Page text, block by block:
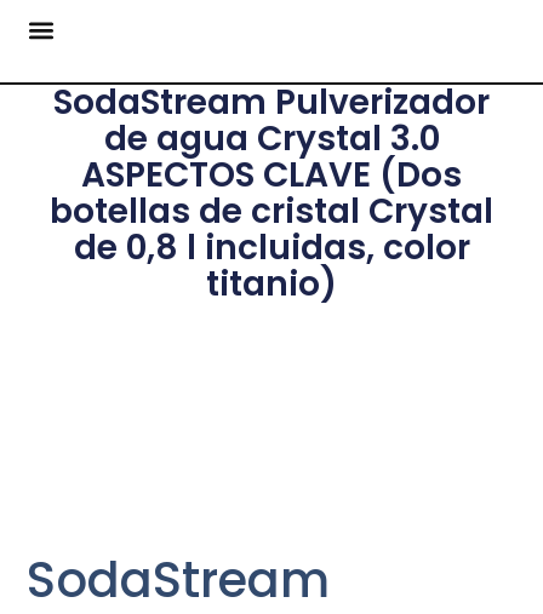
SodaStream Pulverizador
de agua Crystal 3.0
ASPECTOS CLAVE (Dos
botellas de cristal Crystal
de 0,8 l incluidas, color
titanio)
SodaStream